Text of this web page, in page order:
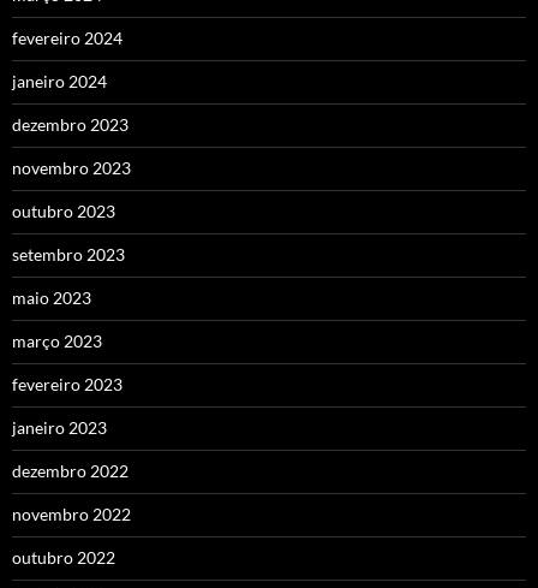
fevereiro 2024
janeiro 2024
dezembro 2023
novembro 2023
outubro 2023
setembro 2023
maio 2023
março 2023
fevereiro 2023
janeiro 2023
dezembro 2022
novembro 2022
outubro 2022